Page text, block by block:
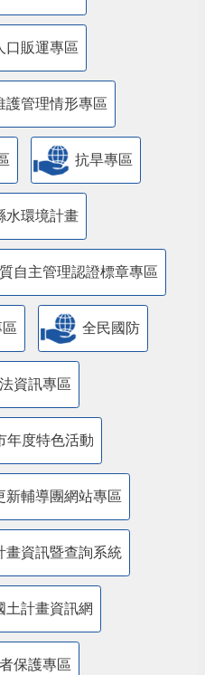
口販運專區
護管理情形專區
抗旱專區
水環境計畫
自主管理認證標章專區
全民國防
資訊專區
年度特色活動
新輔導團網站專區
畫資訊暨查詢系統
土計畫資訊網
保護專區